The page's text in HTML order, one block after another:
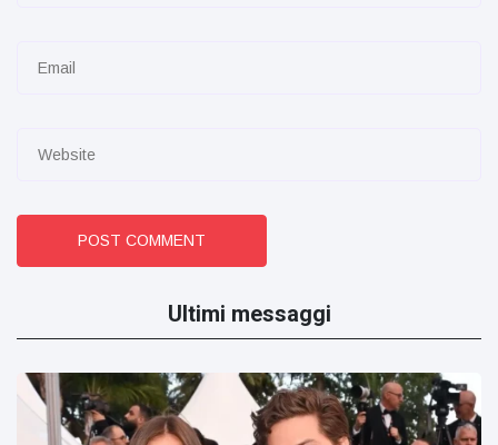
POST COMMENT
Ultimi messaggi